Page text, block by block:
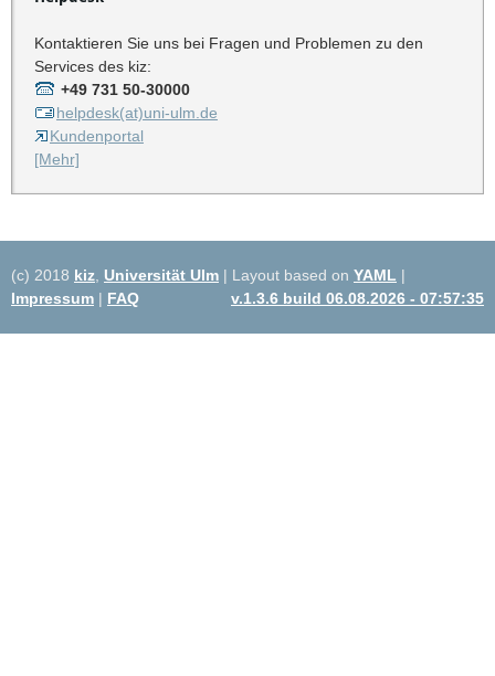
Kontaktieren Sie uns bei Fragen und Problemen zu den
Services des kiz:
+49 731 50-30000
helpdesk(at)uni-ulm.de
Kundenportal
[Mehr]
(c) 2018 kiz Universität Ulm | Layout based on YAML |
Impressum | FAQ v.1.3.6 build 06.08.2026 - 07:57:35